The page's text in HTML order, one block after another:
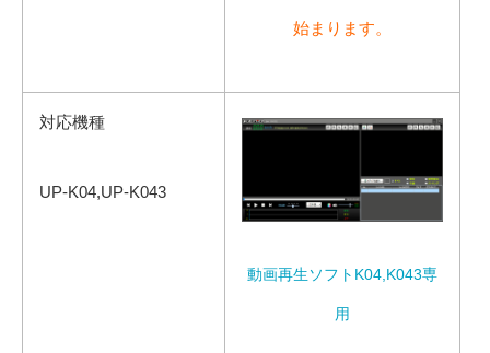
始まります。
対応機種
UP-K04,UP-K043
動画再生ソフトK04,K043専
用